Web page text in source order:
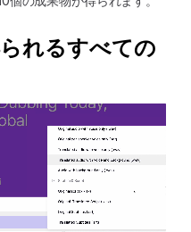
れるすべての